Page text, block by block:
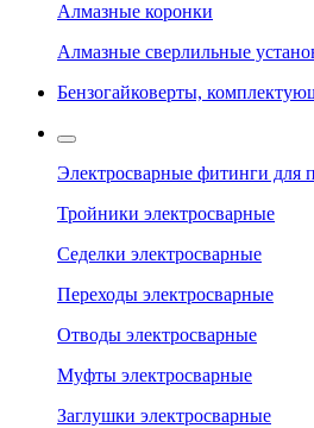
Алмазные коронки
Алмазные сверлильные
Бензогайковерты,
Электросварные фитинги для
Тройники электросварные
Седелки электросварные
Переходы электросварные
Отводы электросварные
Муфты электросварные
Заглушки электросварные